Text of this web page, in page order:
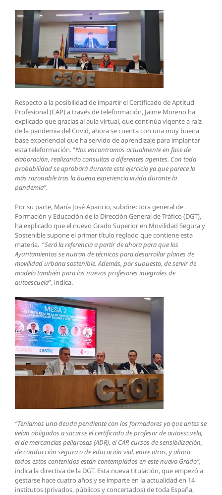
Respecto a la posibilidad de impartir el Certificado de Aptitud
Profesional (CAP) a través de teleformación, Jaime Moreno ha
explicado que gracias al aula virtual, que continúa vigente a raíz
de la pandemia del Covid, ahora se cuenta con una muy buena
base experiencial que ha servido de aprendizaje para implantar
esta teleformación. “Nos encontramos actualmente en fase de
elaboración, realizando consultas a diferentes agentes. Con toda
probabilidad se aprobará durante este ejercicio ya que parece lo
más razonable tras la buena experiencia vivida durante la
pandemia”.
Por su parte, María José Aparicio, subdirectora general de
Formación y Educación de la Dirección General de Tráfico (DGT),
ha explicado que el nuevo Grado Superior en Movilidad Segura y
Sostenible supone el primer título reglado que contiene esta
materia. “Será la referencia a partir de ahora para que los
Ayuntamientos se nutran de técnicos para desarrollar planes de
movilidad urbana sostenible. Además, por supuesto, de servir de
modelo también para los nuevos profesores integrales de
autoescuela”, indica.
“Teníamos una deuda pendiente con los formadores ya que antes se
veían obligados a sacarse el certificado de profesor de autoescuela,
el de mercancías peligrosas (ADR), el CAP, cursos de sensibilización,
de conducción segura o de educación vial, entre otros, y ahora
todos estos contenidos están contemplados en este nuevo Grado”,
indica la directiva de la DGT. Esta nueva titulación, que empezó a
gestarse hace cuatro años y se imparte en la actualidad en 14
institutos (privados, públicos y concertados) de toda España,